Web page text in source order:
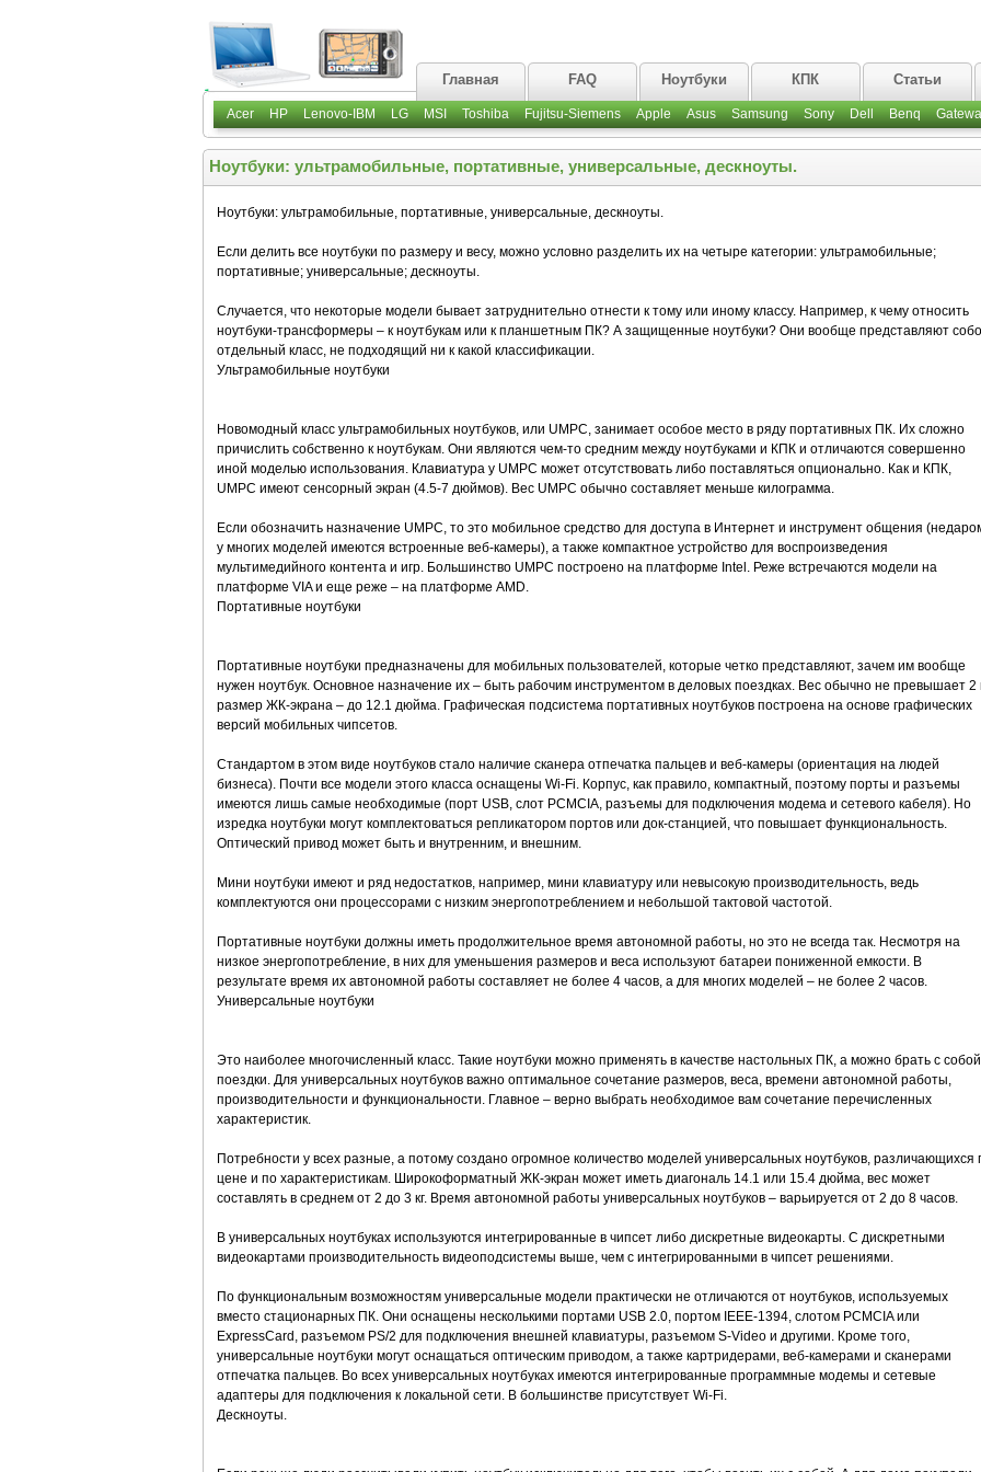
Главная FAQ Ноутбуки КПК Статьи
Acer HP Lenovo-IBM LG MSI Toshiba Fujitsu-Siemens Apple Asus Samsung Sony Dell Benq
Ноутбуки: ультрамобильные, портативные, универсальные, дескноуты.
Ноутбуки: ультрамобильные, портативные, универсальные, дескноуты.
Если делить все ноутбуки по размеру и весу, можно условно разделить их на четыре категории: ультрамобильные;
портативные; универсальные; дескноуты.
Случается, что некоторые модели бывает затруднительно отнести к тому или иному классу. Например, к чему относить
ноутбуки-трансформеры – к ноутбукам или к планшетным ПК? А защищенные ноутбуки? Они вообще представляют
отдельный класс, не подходящий ни к какой классификации.
Ультрамобильные ноутбуки
Новомодный класс ультрамобильных ноутбуков, или UMPC, занимает особое место в ряду портативных ПК. Их сложно
причислить собственно к ноутбукам. Они являются чем-то средним между ноутбуками и КПК и отличаются совершенно
иной моделью использования. Клавиатура у UMPC может отсутствовать либо поставляться опционально. Как и КПК,
UMPC имеют сенсорный экран (4.5-7 дюймов). Вес UMPC обычно составляет меньше килограмма.
Если обозначить назначение UMPC, то это мобильное средство для доступа в Интернет и инструмент общения
у многих моделей имеются встроенные веб-камеры), а также компактное устройство для воспроизведения
мультимедийного контента и игр. Большинство UMPC построено на платформе Intel. Реже встречаются модели на
платформе VIA и еще реже – на платформе AMD.
Портативные ноутбуки
Портативные ноутбуки предназначены для мобильных пользователей, которые четко представляют, зачем им вообще
нужен ноутбук. Основное назначение их – быть рабочим инструментом в деловых поездках. Вес обычно не превышает 2
размер ЖК-экрана – до 12.1 дюйма. Графическая подсистема портативных ноутбуков построена на основе графических
версий мобильных чипсетов.
Стандартом в этом виде ноутбуков стало наличие сканера отпечатка пальцев и веб-камеры (ориентация на людей
бизнеса). Почти все модели этого класса оснащены Wi-Fi. Корпус, как правило, компактный, поэтому порты и разъемы
имеются лишь самые необходимые (порт USB, слот PCMCIA, разъемы для подключения модема и сетевого кабеля). Но
изредка ноутбуки могут комплектоваться репликатором портов или док-станцией, что повышает функциональность.
Оптический привод может быть и внутренним, и внешним.
Мини ноутбуки имеют и ряд недостатков, например, мини клавиатуру или невысокую производительность, ведь
комплектуются они процессорами с низким энергопотреблением и небольшой тактовой частотой.
Портативные ноутбуки должны иметь продолжительное время автономной работы, но это не всегда так. Несмотря на
низкое энергопотребление, в них для уменьшения размеров и веса используют батареи пониженной емкости. В
результате время их автономной работы составляет не более 4 часов, а для многих моделей – не более 2 часов.
Универсальные ноутбуки
Это наиболее многочисленный класс. Такие ноутбуки можно применять в качестве настольных ПК, а можно брать с
поездки. Для универсальных ноутбуков важно оптимальное сочетание размеров, веса, времени автономной работы,
производительности и функциональности. Главное – верно выбрать необходимое вам сочетание перечисленных
характеристик.
Потребности у всех разные, а потому создано огромное количество моделей универсальных ноутбуков, различающихся
цене и по характеристикам. Широкоформатный ЖК-экран может иметь диагональ 14.1 или 15.4 дюйма, вес может
составлять в среднем от 2 до 3 кг. Время автономной работы универсальных ноутбуков – варьируется от 2 до 8 часов.
В универсальных ноутбуках используются интегрированные в чипсет либо дискретные видеокарты. С дискретными
видеокартами производительность видеоподсистемы выше, чем с интегрированными в чипсет решениями.
По функциональным возможностям универсальные модели практически не отличаются от ноутбуков, используемых
вместо стационарных ПК. Они оснащены несколькими портами USB 2.0, портом IEEE-1394, слотом PCMCIA или
ExpressCard, разъемом PS/2 для подключения внешней клавиатуры, разъемом S-Video и другими. Кроме того,
универсальные ноутбуки могут оснащаться оптическим приводом, а также картридерами, веб-камерами и сканерами
отпечатка пальцев. Во всех универсальных ноутбуках имеются интегрированные программные модемы и сетевые
адаптеры для подключения к локальной сети. В большинстве присутствует Wi-Fi.
Дескноуты.